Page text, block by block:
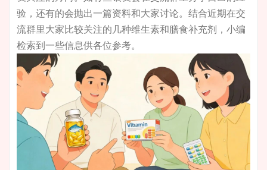
验，还有的会抛出一篇资料和大家讨论。结合近期在交
流群里大家比较关注的几种维生素和膳食补充剂，小编
检索到一些信息供各位参考。